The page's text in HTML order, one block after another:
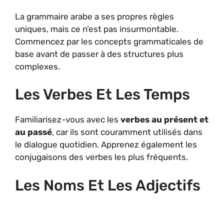
La grammaire arabe a ses propres règles
uniques, mais ce n’est pas insurmontable.
Commencez par les concepts grammaticales de
base avant de passer à des structures plus
complexes.
Les Verbes Et Les Temps
Familiarisez-vous avec les verbes au présent et
au passé, car ils sont couramment utilisés dans
le dialogue quotidien. Apprenez également les
conjugaisons des verbes les plus fréquents.
Les Noms Et Les Adjectifs